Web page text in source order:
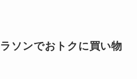
ソンでおトクに買い物